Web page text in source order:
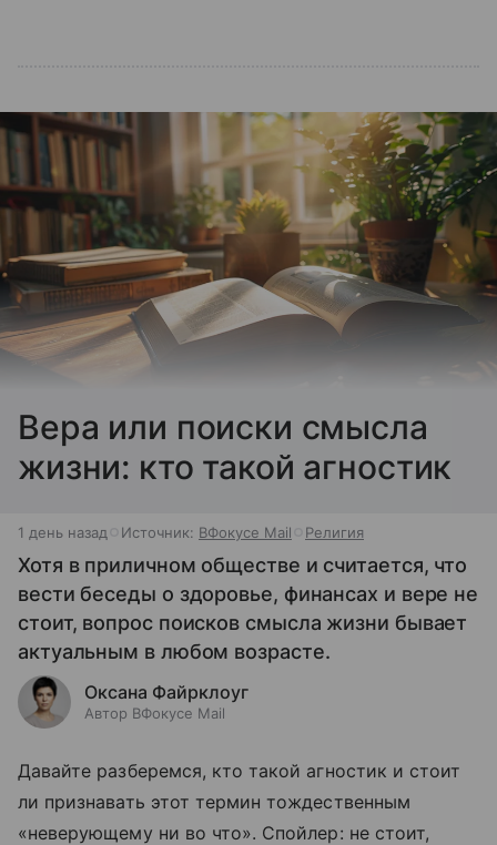
Вера или поиски смысла
жизни: кто такой агностик
1 день назад Источник: ВФокусе Mail Религия
Хотя в приличном обществе и считается, что
вести беседы о здоровье, финансах и вере не
стоит, вопрос поисков смысла жизни бывает
актуальным в любом возрасте.
Оксана Файрклоуг
Автор ВФокусе Mail
Давайте разберемся, кто такой агностик и стоит
ли признавать этот термин тождественным
«неверующему ни во что». Спойлер: не стоит,